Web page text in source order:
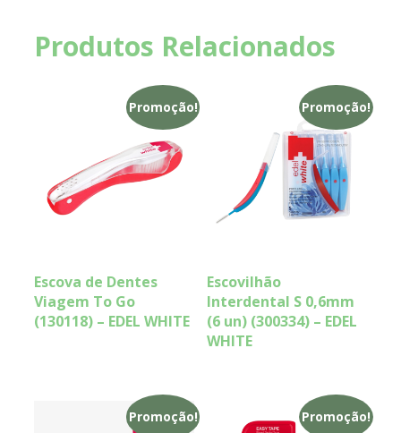
Produtos Relacionados
Promoção!
Escova de Dentes
Viagem To Go
(130118) – EDEL WHITE
Promoção!
Escovilhão
Interdental S 0,6mm
(6 un) (300334) – EDEL
WHITE
Promoção! Promoção!